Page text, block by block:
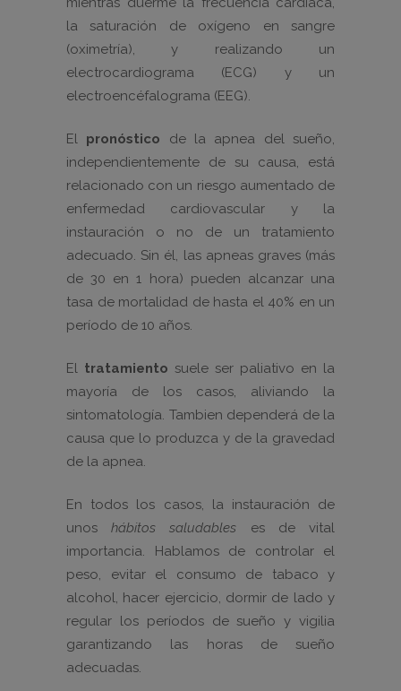
la saturación de oxígeno en sangre
(oximetría), y realizando un
electrocardiograma (ECG) y un
electroencéfalograma (EEG).
El pronóstico de la apnea del sueño,
independientemente de su causa, está
relacionado con un riesgo aumentado de
enfermedad cardiovascular y la
instauración o no de un tratamiento
adecuado. Sin él, las apneas graves (más
de 30 en 1 hora) pueden alcanzar una
tasa de mortalidad de hasta el 40% en un
período de 10 años.
El tratamiento suele ser paliativo en la
mayoría de los casos, aliviando la
sintomatología. Tambien dependerá de la
causa que lo produzca y de la gravedad
de la apnea.
En todos los casos, la instauración de
unoshábitos saludables es de vital
importancia. Hablamos de controlar el
peso, evitar el consumo de tabaco y
alcohol, hacer ejercicio, dormir de lado y
regular los períodos de sueño y vigilia
garantizando las horas de sueño
adecuadas.